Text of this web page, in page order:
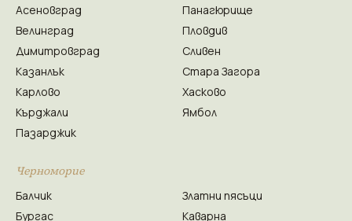
Асеновград
Велинград
Димитровград
Казанлък
Карлово
Кърджали
Пазарджик
Панагюрище
Пловдив
Сливен
Стара Загора
Хасково
Ямбол
Черноморие
Балчик
Бургас
Златни пясъци
Каварна